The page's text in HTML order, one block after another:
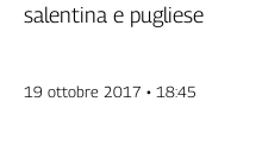
Nidil
salentina e pugliese
19 ottobre 2017 • 18:45